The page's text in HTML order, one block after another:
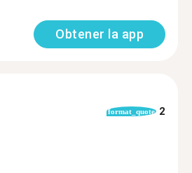
Obtener la app
format_quote 2